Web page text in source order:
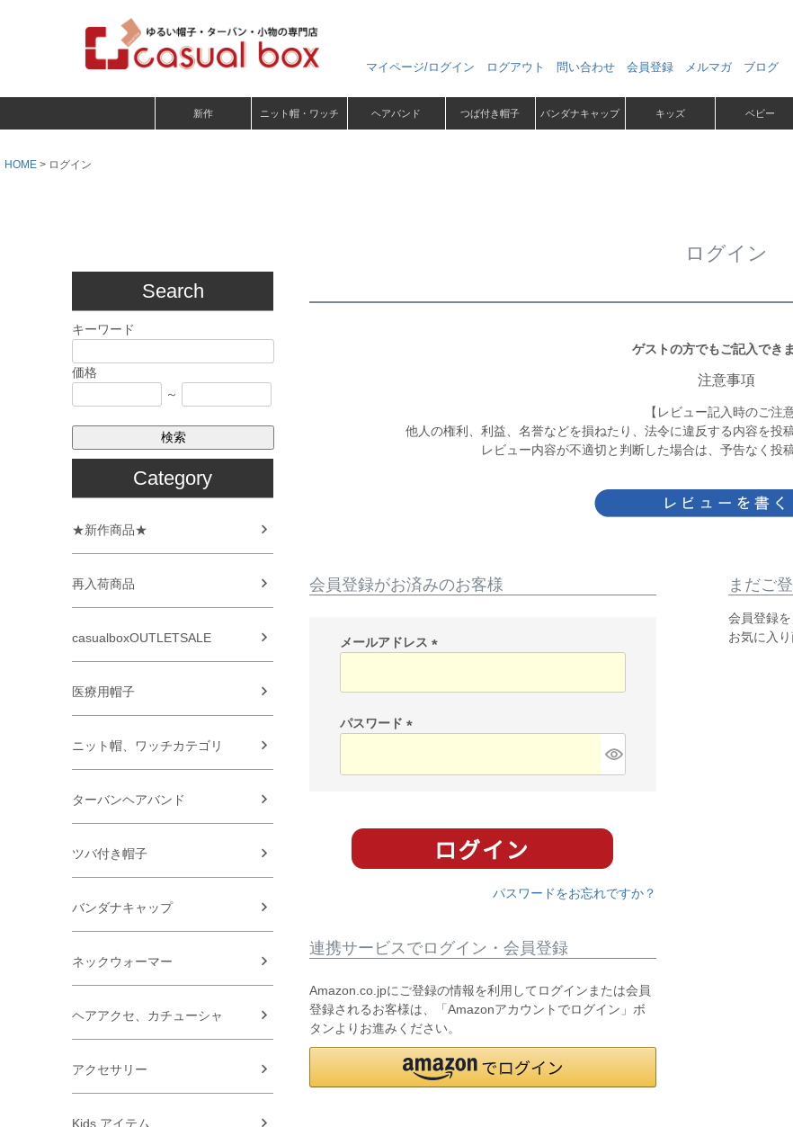
マイページ/ログイン ログアウト 問い合わせ 会員登録 メルマガ ブログ
新作 ニット帽・ワッチ ヘアバンド つば付き帽子 バンダナキャップ キッズ ベビー
HOME ログイン
Search
キーワード
価格
～
検索
Category
★新作商品★
再入荷商品
casualboxOUTLETSALE
医療用帽子
ニット帽、ワッチカテゴリ
ターバンヘアバンド
ツバ付き帽子
バンダナキャップ
ネックウォーマー
ヘアアクセ、カチューシャ
アクセサリー
Kids アイテム
ログイン
ゲストの方でもご記入できま
注意事項
【レビュー記入時のご注意
他人の権利、利益、名誉などを損ねたり、法令に違反する内容を投
レビュー内容が不適切と判断した場合は、予告なく投
会員登録がお済みのお客様
メールアドレス
パスワード
パスワードをお忘れですか？
連携サービスでログイン・会員登録
Amazon.co.jpにご登録の情報を利用してログインまたは会員
登録されるお客様は、「Amazonアカウントでログイン」ボ
タンよりお進みください。
まだご
会員登録
お気に入